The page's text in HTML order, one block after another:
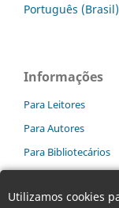
Utilizamos cookies
Português (Brasil)
Informações
Para Leitores
Para Autores
Para Bibliotecários